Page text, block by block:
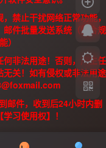
禁止干扰网络正常功能，
件批量发送系统（需合规
）
非法用途！否则，产生任
关！如有侵权或非法用途
邮件，收到后24小时内删
习使用权】！